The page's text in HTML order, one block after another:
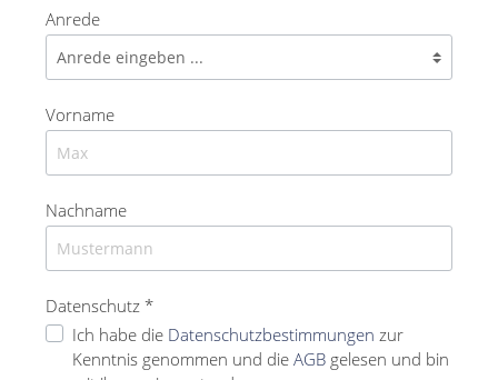
Anrede
Vorname
Nachname
Datenschutz *
Ich habe die Datenschutzbestimmungen zur
Kenntnis genommen und die AGB gelesen und bin